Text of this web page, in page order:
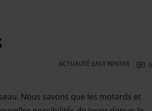
ACTUALITÉ EASY RENTER 0
Nous savons que les motards et